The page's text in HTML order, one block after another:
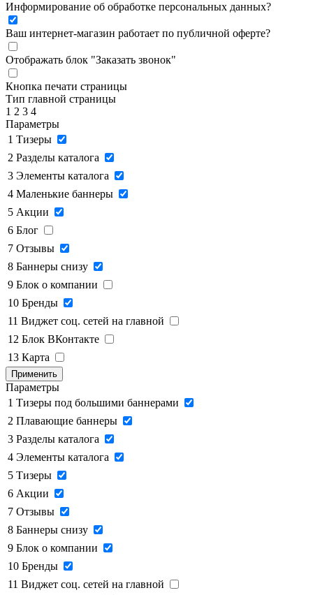
Информирование об обработке персональных данных?
Ваш интернет-магазин работает по публичной оферте?
Отображать блок "Заказать звонок"
Кнопка печати страницы
Тип главной страницы
1 2 3 4
Параметры
1 Тизеры
2 Разделы каталога
3 Элементы каталога
4 Маленькие баннеры
5 Акции
6 Блог
7 Отзывы
8 Баннеры снизу
9 Блок о компании
10 Бренды
11 Виджет соц. сетей на главной
12 Блок ВКонтакте
13 Карта
Применить
Параметры
1 Тизеры под большими баннерами
2 Плавающие баннеры
3 Разделы каталога
4 Элементы каталога
5 Тизеры
6 Акции
7 Отзывы
8 Баннеры снизу
9 Блок о компании
10 Бренды
11 Виджет соц. сетей на главной